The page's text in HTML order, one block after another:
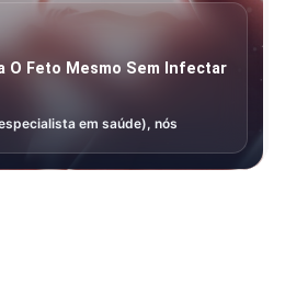
O Feto Mesmo Sem Infectar
em saúde), nós